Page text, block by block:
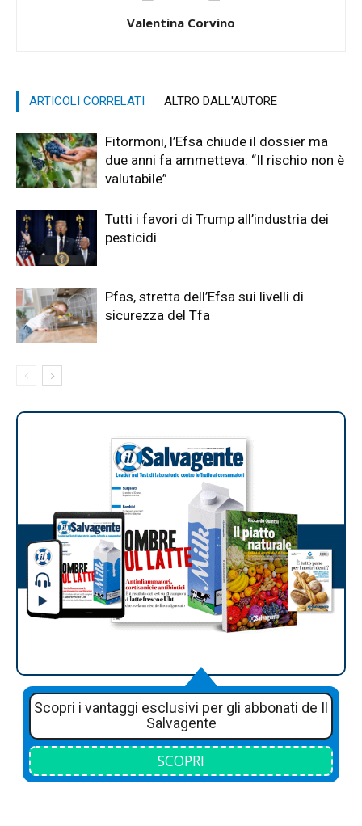
Valentina Corvino
ARTICOLI CORRELATI ALTRO DALL'AUTORE
Fitormoni, l’Efsa chiude il dossier ma
due anni fa ammetteva: “Il rischio non è
valutabile”
Tutti i favori di Trump all’industria dei
pesticidi
Pfas, stretta dell’Efsa sui livelli di
sicurezza del Tfa
Scopri i vantaggi esclusivi per gli abbonati de Il
Salvagente
SCOPRI